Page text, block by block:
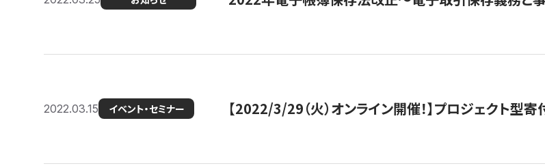
2022.03.15 イベント・セミナー 【2022/3/29（火）オンライン開催！】プロジェクト